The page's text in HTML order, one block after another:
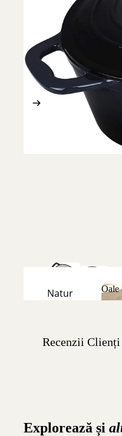
Discuri
de fontă
Natur
Oale
Recenzii Clienți
Explorează și